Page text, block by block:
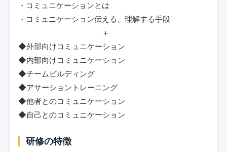
・コミュニケーションとは
・コミュニケーション伝える、理解する手段
＋
◆外部向けコミュニケーション
◆内部向けコミュニケーション
◆チームビルディング
◆アサーショントレーニング
◆他者とのコミュニケーション
◆自己とのコミュニケーション
研修の特徴